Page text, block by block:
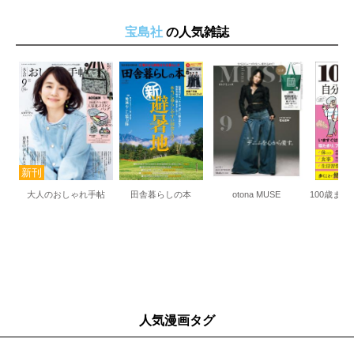
宝島社 の人気雑誌
大人のおしゃれ手帖 田舎暮らしの本 otona MUSE
人気漫画タグ